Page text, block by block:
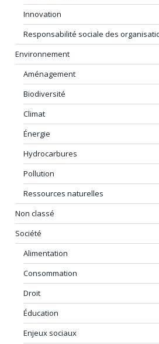
Innovation
Responsabilité sociale des
Environnement
Aménagement
Biodiversité
Climat
Énergie
Hydrocarbures
Pollution
Ressources naturelles
Non classé
Société
Alimentation
Consommation
Droit
Éducation
Enjeux sociaux